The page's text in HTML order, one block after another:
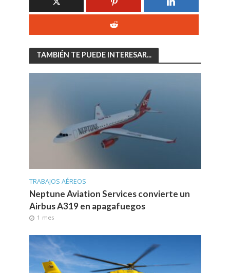
TAMBIÉN TE PUEDE INTERESAR...
TRABAJOS AÉREOS
Neptune Aviation Services convierte un
Airbus A319 en apagafuegos
1 mes